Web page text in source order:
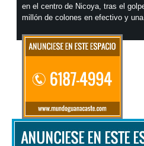
en el centro de Nicoya, tras el
millón de colones en efectivo y